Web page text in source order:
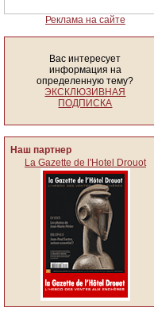
Реклама на сайте
Вас интересует
информация на
определенную тему?
ЭКСКЛЮЗИВНАЯ
ПОДПИСКА
Наш партнер
La Gazette de l'Hotel Drouot